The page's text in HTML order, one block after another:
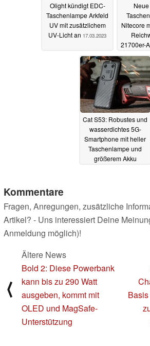
Olight kündigt EDC-
Taschenlampe Arkfeld
UV mit zusätzlichem
UV-Licht an 17.03.2023
Nitecore
21700er-
Cat S53: Robustes und
wasserdichtes 5G-
Smartphone mit heller
Taschenlampe und
größerem Akku
Kommentare
Fragen, Anregungen, zusätzliche
Artikel? - Uns interessiert Deine
Anmeldung möglich)!
⟨
Ältere News
Bold 2: Diese Powerbank
kann bis zu 290 Watt
ausgeben, kommt mit
OLED und MagSafe-
Unterstützung